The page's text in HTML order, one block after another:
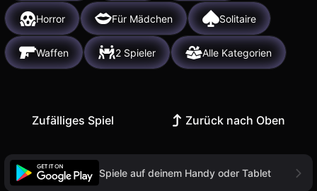
Horror Für Mädchen Solitaire
Waffen 2 Spieler Alle Kategorien
Zufälliges Spiel Zurück nach Oben
Spiele auf deinem Handy oder Tablet